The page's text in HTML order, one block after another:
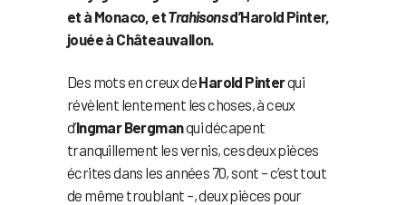
et à Monaco, etTrahisonsd’Harold Pinter,
jouée à Châteauvallon.
Des mots en creux deHarold Pinterqui
révèlent lentement les choses, à ceux
d’Ingmar Bergmanqui décapent
tranquillement les vernis, ces deux pièces
écrites dans les années 70, sont – c’est tout
de même troublant –, deux pièces pour